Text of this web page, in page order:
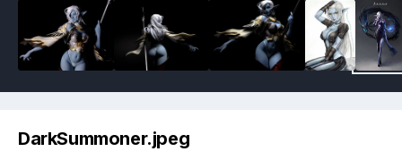
DarkSummoner.jpeg